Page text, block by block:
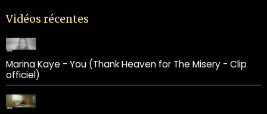
Vidéos récentes
Marina Kaye - You (Thank Heaven for The Misery - Clip
officiel)